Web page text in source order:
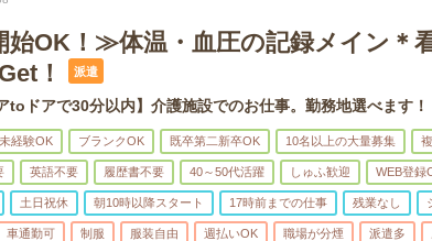
OK！≫体温・血圧の記録メイン＊
！
派遣
toドアで30分以内】介護施設でのお仕事。勤務地選べます！
経験OK ブランクOK 既卒第二新卒OK 10名以上の大量募集
英語不要 履歴書不要 40～50代活躍 しゅふ歓迎 WEB登録
土日祝休 朝10時以降スタート 17時前までの仕事 残業なし
車通勤可 制服 服装自由 週払いOK 職場が分煙 派遣多